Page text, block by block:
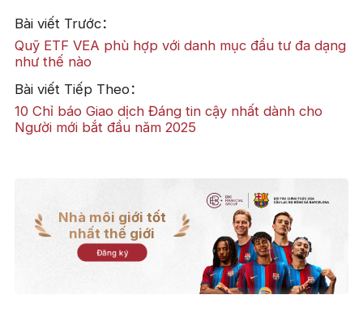
Bài viết Trước：
Quỹ ETF VEA phù hợp với danh mục đầu tư đa dạng
như thế nào
Bài viết Tiếp Theo：
10 Chỉ báo Giao dịch Đáng tin cậy nhất dành cho
Người mới bắt đầu năm 2025
Nhà môi giới tốt
nhất thế giới
Đăng ký